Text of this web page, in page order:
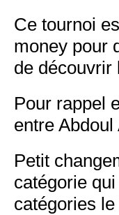
Ce tournoi
money pour
de découvrir
Pour rappel
entre
Petit
catégorie
catégories